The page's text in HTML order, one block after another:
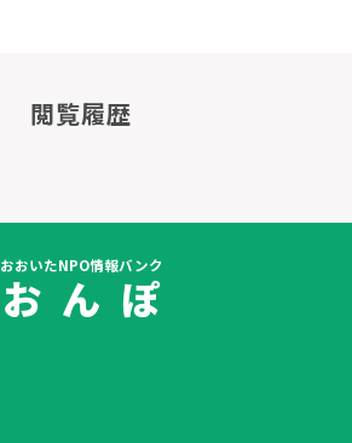
閲覧履歴
おおいたNPO情報バンク
お ん ぽ